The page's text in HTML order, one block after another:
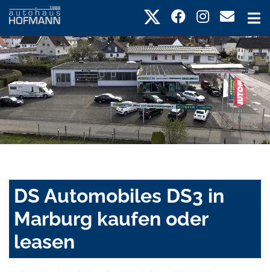
DS Automobiles DS3 in
Marburg kaufen oder
leasen